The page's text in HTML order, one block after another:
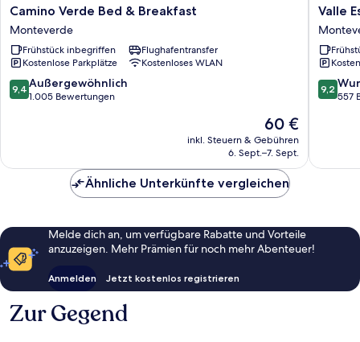
Camino
Verde
Bed
&
Breakfast
Monteverde
Camino Verde Bed & Breakfast
Monteverde
Frühstück inbegriffen
Flughafentransfer
Kostenlose Parkplätze
Kostenloses WLAN
9.4
von
9,4 Außergewöhnlich
1.005 Bewertungen
Der
Preis
beträgt
60 €
inkl. Steuern & Gebühren
6. Sept.–7. Sept.
Valle
Nature
Reserve
Hotel
&
Farm
Valle
9.2
von
9,2
557
Ähnliche Unterkünfte vergleichen
Melde dich an, um verfügbare Rabatte und Vorteile
anzuzeigen. Mehr Prämien für noch mehr Abenteuer!
Anmelden Jetzt kostenlos registrieren
Zur Gegend